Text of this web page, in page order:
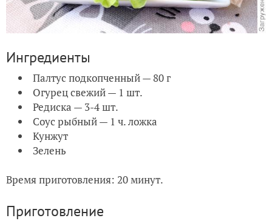
Ингредиенты
Палтус подкопченный — 80 г
Огурец свежий — 1 шт.
Редиска — 3-4 шт.
Соус рыбный — 1 ч. ложка
Кунжут
Зелень
Время приготовления: 20 минут.
Приготовление